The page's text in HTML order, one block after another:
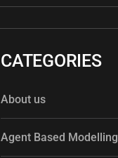
CATEGORIES
About us
Agent Based Modelling